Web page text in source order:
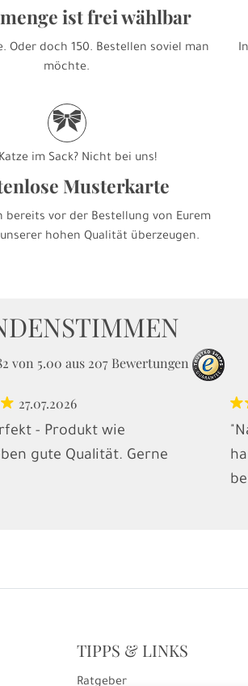
ist frei wählbar
Oder doch 150. Bestellen soviel man
möchte.
r
im Sack? Nicht bei uns!
Musterkarte
bereits vor der Bestellung von Eurem
hohen Qualität überzeugen.
von 5.00 aus 207 Bewertungen
27.07.2026
- Produkt wie
gute Qualität. Gerne
TIPPS & LINKS
Ratgeber